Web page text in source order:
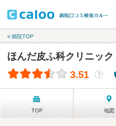
« 病院TOP
ほんだ皮ふ科クリニック
3.51 ？
TOP 地図